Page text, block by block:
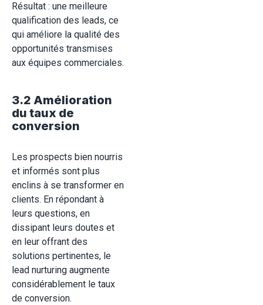
Résultat : une meilleure
qualification des leads, ce
qui améliore la qualité des
opportunités transmises
aux équipes commerciales.
3.2 Amélioration
du taux de
conversion
Les prospects bien nourris
et informés sont plus
enclins à se transformer en
clients. En répondant à
leurs questions, en
dissipant leurs doutes et
en leur offrant des
solutions pertinentes, le
lead nurturing augmente
considérablement le taux
de conversion.